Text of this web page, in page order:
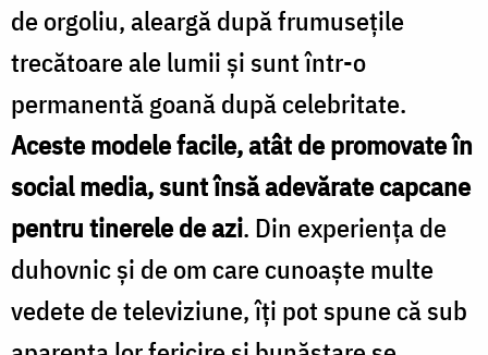
de orgoliu, aleargă după frumuseţile
trecătoare ale lumii şi sunt într-o
permanentă goană după celebritate.
Aceste modele facile, atât de promovate în
social media, sunt însă adevărate capcane
pentru tinerele de azi. Din experienţa de
duhovnic şi de om care cunoaşte multe
vedete de televiziune, îţi pot spune că sub